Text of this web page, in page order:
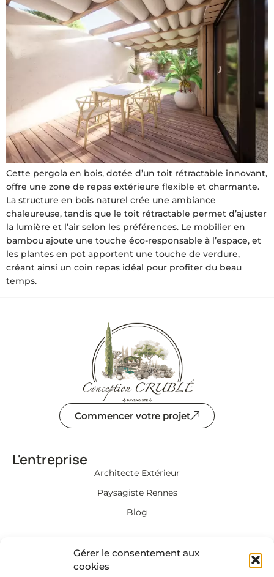
Gérer le consentement aux
cookies
Cette pergola en bois, dotée d’un toit rétractable innovant,
offre une zone de repas extérieure flexible et charmante.
La structure en bois naturel crée une ambiance
chaleureuse, tandis que le toit rétractable permet d’ajuster
la lumière et l’air selon les préférences. Le mobilier en
bambou ajoute une touche éco-responsable à l’espace, et
les plantes en pot apportent une touche de verdure,
créant ainsi un coin repas idéal pour profiter du beau
temps.
Commencer votre projet
L'entreprise
Architecte Extérieur
Paysagiste Rennes
Blog
Informations
Mentions légales et